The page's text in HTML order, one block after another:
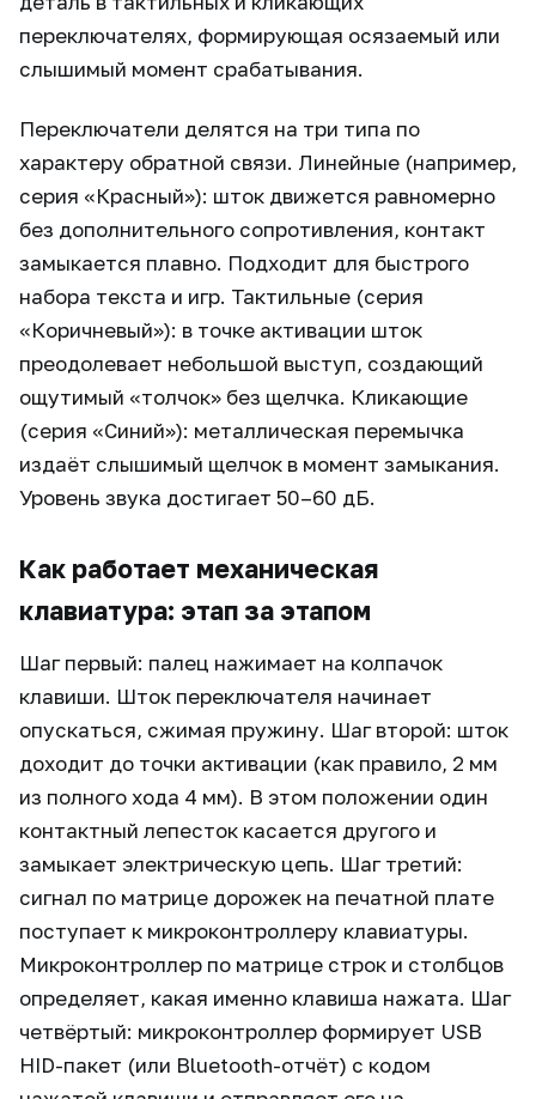
переключателях, формирующая осязаемый или
слышимый момент срабатывания.
Переключатели делятся на три типа по
характеру обратной связи. Линейные (например,
серия «Красный»): шток движется равномерно
без дополнительного сопротивления, контакт
замыкается плавно. Подходит для быстрого
набора текста и игр. Тактильные (серия
«Коричневый»): в точке активации шток
преодолевает небольшой выступ, создающий
ощутимый «толчок» без щелчка. Кликающие
(серия «Синий»): металлическая перемычка
издаёт слышимый щелчок в момент замыкания.
Уровень звука достигает 50–60 дБ.
Как работает механическая
клавиатура: этап за этапом
Шаг первый: палец нажимает на колпачок
клавиши. Шток переключателя начинает
опускаться, сжимая пружину. Шаг второй: шток
доходит до точки активации (как правило, 2 мм
из полного хода 4 мм). В этом положении один
контактный лепесток касается другого и
замыкает электрическую цепь. Шаг третий:
сигнал по матрице дорожек на печатной плате
поступает к микроконтроллеру клавиатуры.
Микроконтроллер по матрице строк и столбцов
определяет, какая именно клавиша нажата. Шаг
четвёртый: микроконтроллер формирует USB
HID-пакет (или Bluetooth-отчёт) с кодом